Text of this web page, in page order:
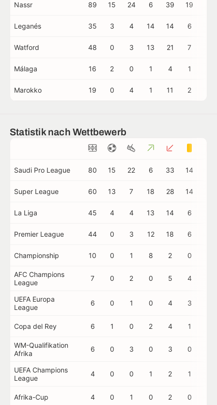
Nassr 89 15 24 6 39 19
Leganés 35 3 4 14 14 6
Watford 48 0 3 13 21 7
Málaga 16 2 0 1 4 1
Marokko 19 0 4 1 11 2
Statistik nach Wettbewerb
Saudi Pro League 80 15 22 6 33 14
Super League 60 13 7 18 28 14
La Liga 45 4 4 13 14 6
Premier League 44 0 3 12 18 6
Championship 10 0 1 8 2 0
AFC Champions
League
7 0 2 0 5 4
UEFA Europa
League
6 0 1 0 4 3
Copa del Rey 6 1 0 2 4 1
WM-Qualifikation
Afrika
6 0 3 0 3 0
UEFA Champions
League
4 0 0 1 2 1
Afrika-Cup 4 0 1 0 2 0